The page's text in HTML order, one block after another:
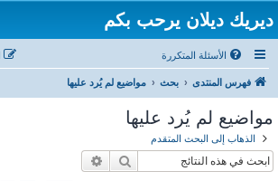
ديريك ديلان يرحب بكم
الأسئلة المتكررة
فهرس المنتدى بحث مواضيع لم يُرد عليها
مواضيع لم يُرد عليها
الذهاب إلى البحث المتقدم
بحث